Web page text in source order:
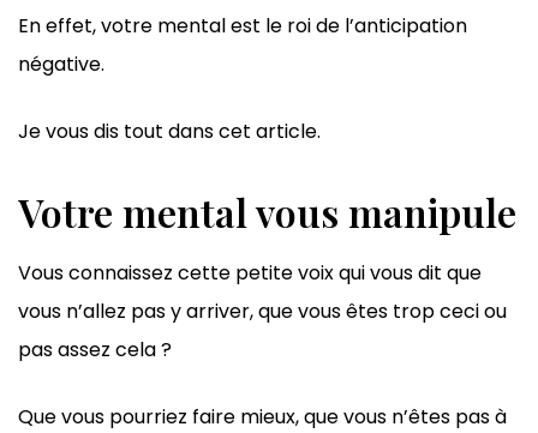
En effet, votre mental est le roi de l’anticipation
négative.
Je vous dis tout dans cet article.
Votre mental vous manipule
Vous connaissez cette petite voix qui vous dit que
vous n’allez pas y arriver, que vous êtes trop ceci ou
pas assez cela ?
Que vous pourriez faire mieux, que vous n’êtes pas à